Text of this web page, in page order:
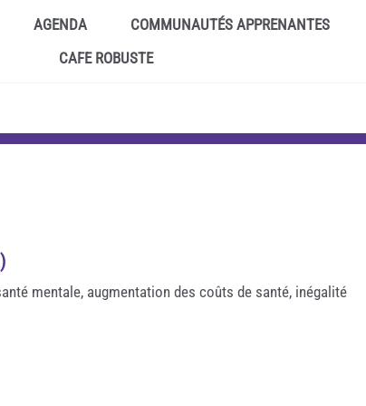
AGENDA COMMUNAUTÉS APPRENANTES
CAFE ROBUSTE
mentale, augmentation des coûts de santé, inégalité